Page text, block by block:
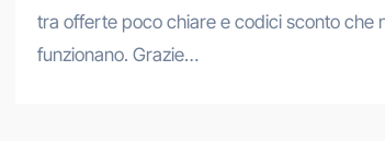
tra offerte poco chiare e codici sconto che
funzionano. Grazie…